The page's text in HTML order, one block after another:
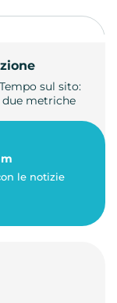
sul sito:
due metriche
le notizie